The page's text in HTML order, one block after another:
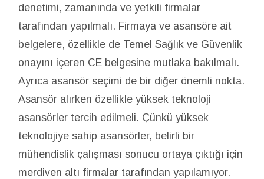
denetimi, zamanında ve yetkili firmalar
tarafından yapılmalı. Firmaya ve asansöre ait
belgelere, özellikle de Temel Sağlık ve Güvenlik
onayını içeren CE belgesine mutlaka bakılmalı.
Ayrıca asansör seçimi de bir diğer önemli nokta.
Asansör alırken özellikle yüksek teknoloji
asansörler tercih edilmeli. Çünkü yüksek
teknolojiye sahip asansörler, belirli bir
mühendislik çalışması sonucu ortaya çıktığı için
merdiven altı firmalar tarafından yapılamıyor.